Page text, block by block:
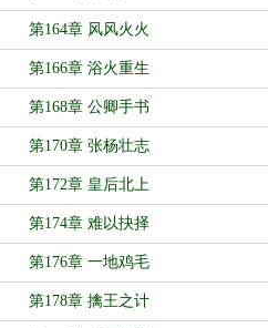
第164章 风风火火
第166章 浴火重生
第168章 公卿手书
第170章 张杨壮志
第172章 皇后北上
第174章 难以抉择
第176章 一地鸡毛
第178章 擒王之计